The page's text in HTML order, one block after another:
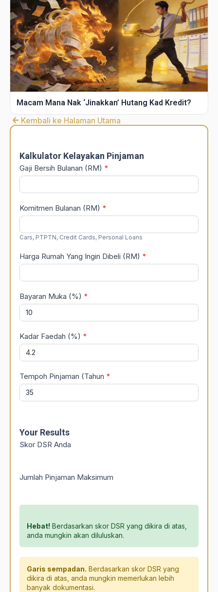
Macam Mana Nak ‘Jinakkan’ Hutang Kad Kredit?
Kembali ke Halaman Utama
Kalkulator Kelayakan Pinjaman
Gaji Bersih Bulanan (RM) *
Komitmen Bulanan (RM) *
Cars, PTPTN, Credit Cards, Personal Loans
Harga Rumah Yang Ingin Dibeli (RM) *
Bayaran Muka (%) *
Kadar Faedah (%) *
Tempoh Pinjaman (Tahun *
Your Results
Skor DSR Anda
Jumlah Pinjaman Maksimum
Hebat! Berdasarkan skor DSR yang dikira di atas,
anda mungkin akan diluluskan.
Garis sempadan. Berdasarkan skor DSR yang
dikira di atas, anda mungkin memerlukan lebih
banyak dokumentasi.